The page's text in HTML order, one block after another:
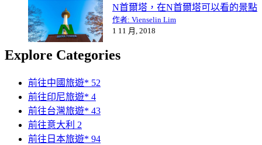
N首爾塔，在N首爾塔可以看的景點
作者: Vienselin Lim
1 11 月, 2018
Explore Categories
前往中國旅遊* 52
前往印尼旅遊* 4
前往台灣旅遊* 43
前往意大利 2
前往日本旅遊* 94